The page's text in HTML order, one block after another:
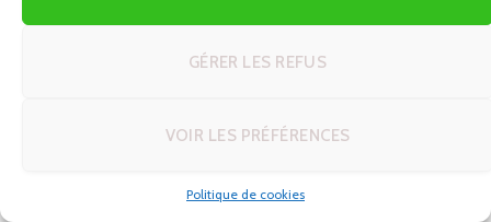
GÉRER LES REFUS
VOIR LES PRÉFÉRENCES
Politique de cookies
autotour : le guide complet pour
réussir votre road trip
Voyage autotour Écosse : créer votre
la route